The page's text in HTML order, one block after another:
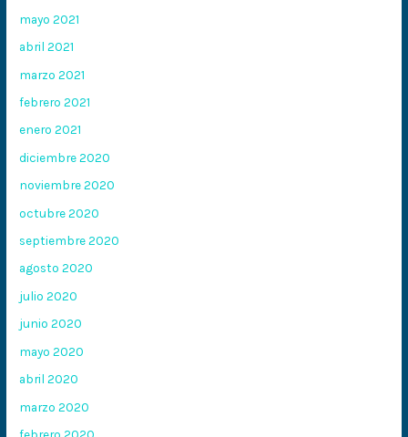
mayo 2021
abril 2021
marzo 2021
febrero 2021
enero 2021
diciembre 2020
noviembre 2020
octubre 2020
septiembre 2020
agosto 2020
julio 2020
junio 2020
mayo 2020
abril 2020
marzo 2020